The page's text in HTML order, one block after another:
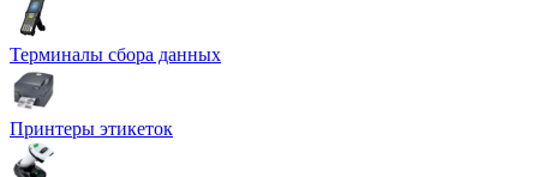
Терминалы сбора данных
Принтеры этикеток